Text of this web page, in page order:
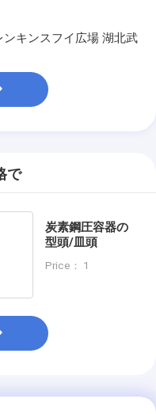
キンスフイ広場 湖北武
で
炭素鋼圧容器の
型頭/皿頭
Price： 1